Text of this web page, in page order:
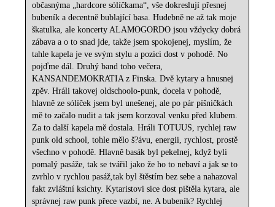
občasnýma „hardcore sólíčkama“, vše dokreslují přesnej
bubeník a decentně bublající basa. Hudebně ne až tak moje
škatulka, ale koncerty ALAMOGORDO jsou vždycky dobrá
zábava a o to snad jde, takže jsem spokojenej, myslím, že
tahle kapela je ve svým stylu a pozici dost v pohodě. No
pojďme dál. Druhý band toho večera,
KANSANDEMOKRATIA z Finska. Dvě kytary a hnusnej
zpěv. Hráli takovej oldschoolo-punk, docela v pohodě,
hlavně ze sólíček jsem byl unešenej, ale po pár píšničkách
mě to začalo nudit a tak jsem korzoval venku před klubem.
Za to další kapela mě dostala. Hráli TOTUUS, rychlej raw
punk old school, tohle mělo š?ávu, energii, rychlost, prostě
všechno v pohodě. Hlavně basák byl pekelnej, když byli
pomalý pasáže, tak se tvářil jako že ho to nebaví a jak se to
zvrhlo v rychlou pasáž,tak byl štěstím bez sebe a nahazoval
fakt zvláštní ksichty. Kytaristovi sice dost pištěla kytara, ale
správnej raw punk přece vazbí, ne. A bubeník? Rychlej